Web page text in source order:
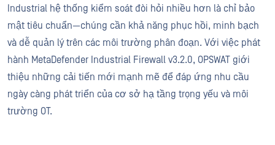
Industrial hệ thống kiểm soát đòi hỏi nhiều hơn là chỉ bảo
mật tiêu chuẩn—chúng cần khả năng phục hồi, minh bạch
và dễ quản lý trên các môi trường phân đoạn. Với việc phát
hành MetaDefender Industrial Firewall v3.2.0, OPSWAT giới
thiệu những cải tiến mới mạnh mẽ để đáp ứng nhu cầu
ngày càng phát triển của cơ sở hạ tầng trọng yếu và môi
trường OT.